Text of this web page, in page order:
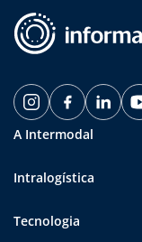
A Intermodal
Intralogística
Tecnologia